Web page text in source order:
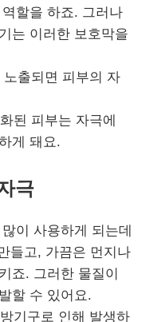
할을 하죠. 그러나
는 이러한 보호막을
출되면 피부의 자
된 피부는 자극에
게 돼요.
극
이 사용하게 되는데
들고, 가끔은 먼지나
죠. 그러한 물질이
할 수 있어요.
기구로 인해 발생하